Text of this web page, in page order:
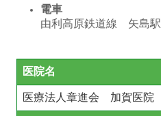
電車
由利高原鉄道線 矢島
医院名
医療法人章進会 加賀医院